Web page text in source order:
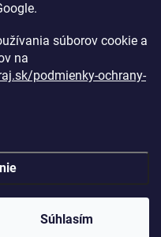
súborov cookie a
na
podmienky-ochrany-
Súhlasím
práva vyhradené.Upraviť